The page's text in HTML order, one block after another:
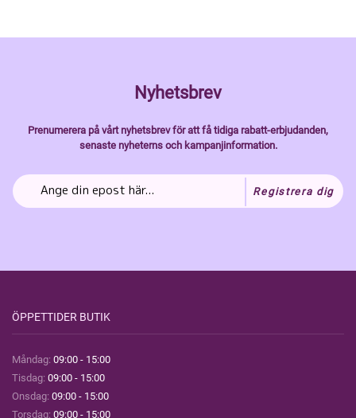
Nyhetsbrev
Prenumerera på vårt nyhetsbrev för att få tidiga rabatt-erbjudanden,
senaste nyheterns och kampanjinformation.
Registrera dig
ÖPPETTIDER BUTIK
Måndag: 09:00 - 15:00
Tisdag: 09:00 - 15:00
Onsdag: 09:00 - 15:00
Torsdag: 09:00 - 15:00